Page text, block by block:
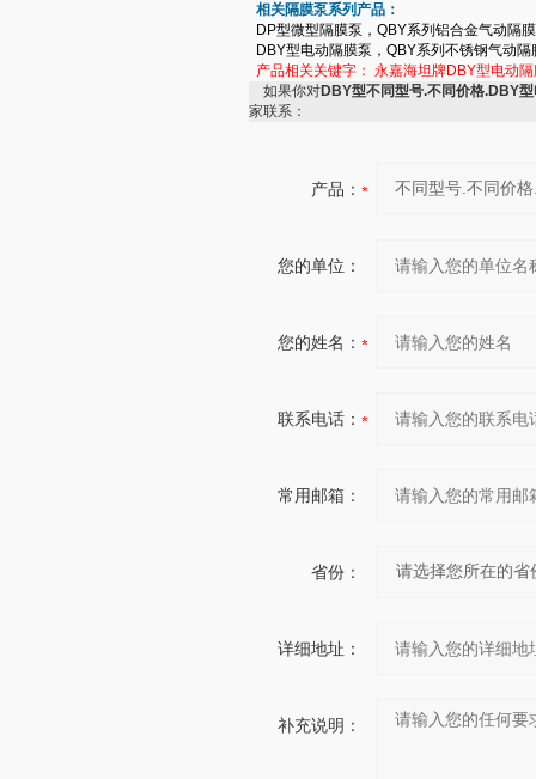
相关隔膜泵系列产品：
DP型微型隔膜泵 ， QBY系列铝合金气动隔
DBY型电动隔膜泵 ， QBY系列不锈钢气动隔
产品相关关键字： 永嘉海坦牌DBY型电动
如果你对DBY型不同型号.不同价格.DBY
家联系：
产品：
您的单位：
您的姓名：
联系电话：
常用邮箱：
省份：
详细地址：
补充说明：